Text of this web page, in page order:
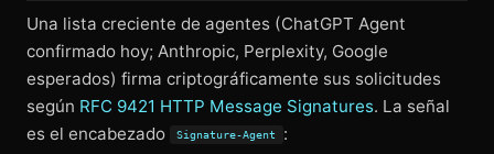
Una lista creciente de agentes (ChatGPT Agent
confirmado hoy; Anthropic, Perplexity, Google
esperados) firma criptográficamente sus solicitudes
según RFC 9421 HTTP Message Signatures. La señal
es el encabezado
Signature-Agent :